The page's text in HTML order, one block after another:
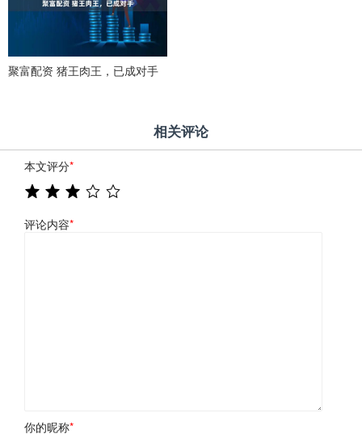
聚富配资 猪王肉王，已成对手
相关评论
本文评分*
评论内容*
你的昵称*